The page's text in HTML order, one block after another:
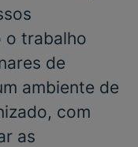
o trabalho
de
ambiente de
com
as